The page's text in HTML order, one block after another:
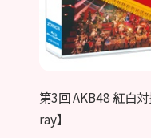
第3回 AKB48 紅白
ray】